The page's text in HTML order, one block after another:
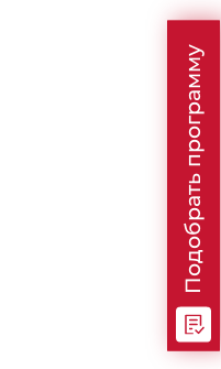
Подобрать программу